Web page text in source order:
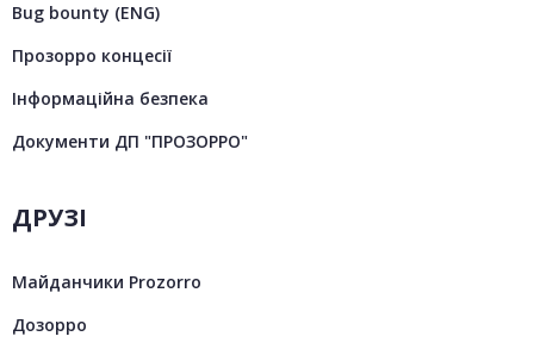
Bug bounty (ENG)
Прозорро концесії
Інформаційна безпека
Документи ДП "ПРОЗОРРО"
ДРУЗІ
Майданчики Prozorro
Дозорро